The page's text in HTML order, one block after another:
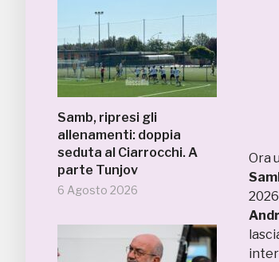
Samb, ripresi gli
allenamenti: doppia
seduta al Ciarrocchi. A
parte Tunjov
6 Agosto 2026
Ora